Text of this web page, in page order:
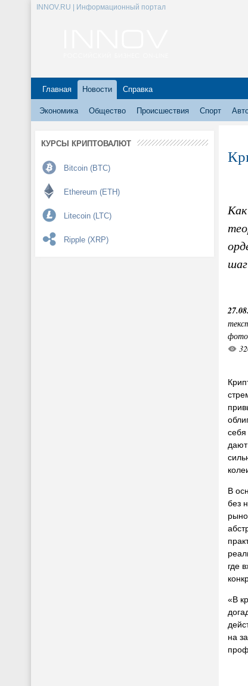
INNOV.RU | Информационный портал
Главная Новости Справка
Экономика Общество Происшествия Спорт
КУРСЫ КРИПТОВАЛЮТ
Bitcoin (BTC)
Ethereum (ETH)
Litecoin (LTC)
Ripple (XRP)
себя
В
без
где
«В
на